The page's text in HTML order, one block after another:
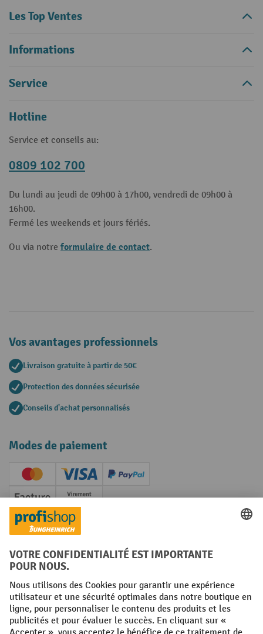
Les Top Ventes
Informations
Service
Hotline
Service et conseils au:
0809 102 700
Du lundi au jeudi de 09h00 à 17h00, vendredi de 09h00 à
16h00.
Fermé les weekends et jours fériés.
Ou via notre formulaire de contact.
Vos avantages professionnels
Livraison gratuite à partir de 50€
Protection des données sécurisée
Conseils d'achat personnalisés
Modes de paiement
Creditcard (Master)Creditcard (Visa)
PayPal
Réseaux sociaux
Facebook
YouTube
LinkedInInstagram
Conditions générales Mentions légales